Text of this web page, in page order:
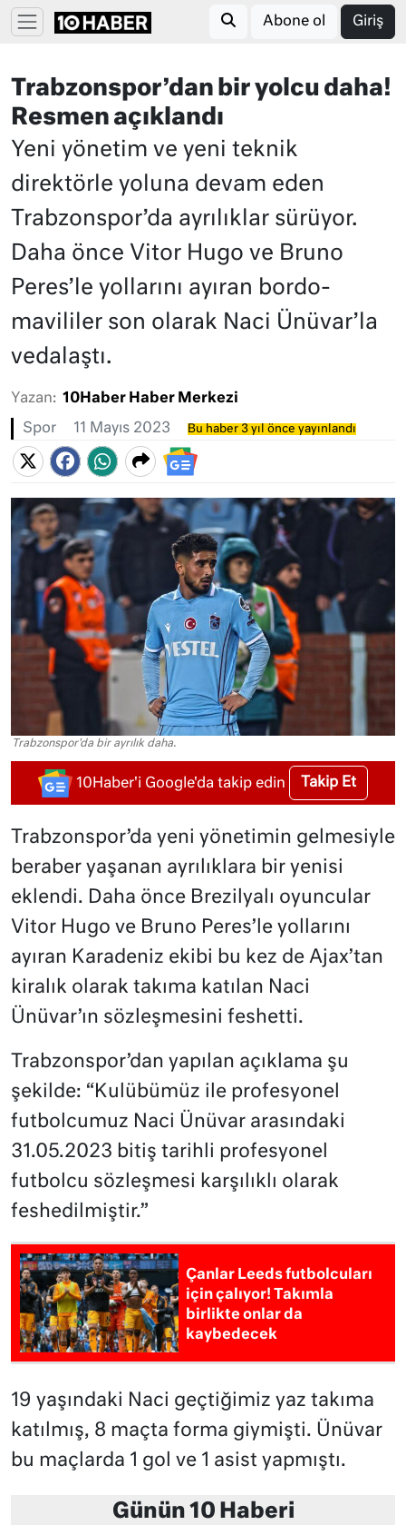
Abone ol Giriş
Trabzonspor’dan bir yolcu daha!
Resmen açıklandı
Yeni yönetim ve yeni teknik
direktörle yoluna devam eden
Trabzonspor’da ayrılıklar sürüyor.
Daha önce Vitor Hugo ve Bruno
Peres’le yollarını ayıran bordo-
mavililer son olarak Naci Ünüvar’la
vedalaştı.
Yazan: 10Haber Haber Merkezi
Spor 11 Mayıs 2023 Bu haber 3 yıl önce yayınlandı
Trabzonspor'da bir ayrılık daha.
10Haber'i Google'da takip edin Takip Et
Trabzonspor’da yeni yönetimin gelmesiyle
beraber yaşanan ayrılıklara bir yenisi
eklendi. Daha önce Brezilyalı oyuncular
Vitor Hugo ve Bruno Peres’le yollarını
ayıran Karadeniz ekibi bu kez de Ajax’tan
kiralık olarak takıma katılan Naci
Ünüvar’ın sözleşmesini feshetti.
Trabzonspor’dan yapılan açıklama şu
şekilde: “Kulübümüz ile profesyonel
futbolcumuz Naci Ünüvar arasındaki
31.05.2023 bitiş tarihli profesyonel
futbolcu sözleşmesi karşılıklı olarak
feshedilmiştir.”
Çanlar Leeds futbolcuları
için çalıyor! Takımla
birlikte onlar da
kaybedecek
19 yaşındaki Naci geçtiğimiz yaz takıma
katılmış, 8 maçta forma giymişti. Ünüvar
bu maçlarda 1 gol ve 1 asist yapmıştı.
Günün 10 Haberi